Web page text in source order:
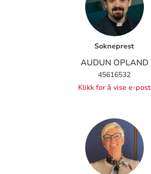
Sokneprest
AUDUN OPLAND
45616532
Klikk for å vise e-post